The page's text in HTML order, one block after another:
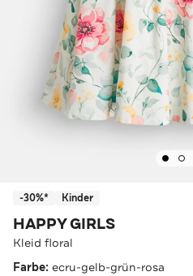
-30%* Kinder
HAPPY GIRLS
Kleid floral
Farbe: ecru-gelb-grün-rosa